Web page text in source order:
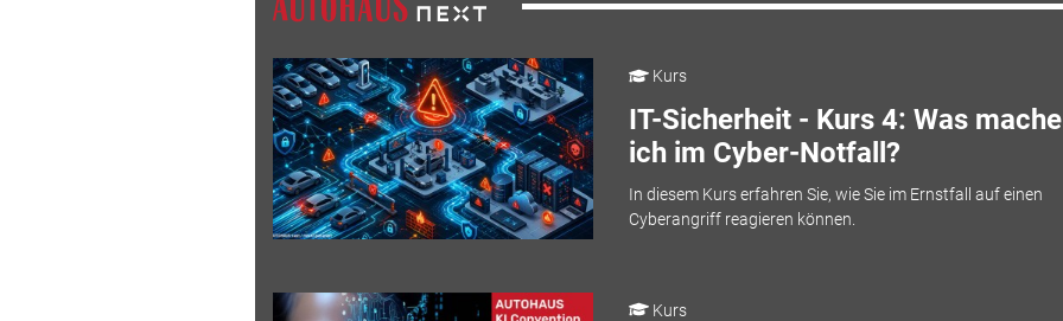
Kurs
IT-Sicherheit - Kurs 4: Was mache
ich im Cyber-Notfall?
In diesem Kurs erfahren Sie, wie Sie im Ernstfall auf einen
Cyberangriff reagieren können.
Kurs